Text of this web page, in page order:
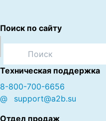
Поиск по сайту
Техническая поддержка
8-800-700-6656
@
support@a2b.su
Отдел продаж